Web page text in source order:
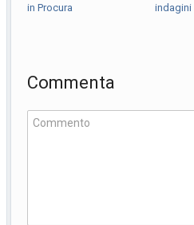
in Procura
indagini
Commenta